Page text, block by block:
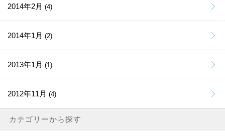
2014年2月 (4)
2014年1月 (2)
2013年1月 (1)
2012年11月 (4)
カテゴリーから探す